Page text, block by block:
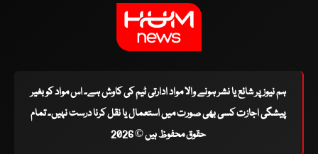
ہم نیوز پر شائع یا نشر ہونے والا مواد ادارتی ٹیم کی کاوش ہے۔ اس مواد کو بغیر
پیشگی اجازت کسی بھی صورت میں استعمال یا نقل کرنا درست نہیں۔ تمام
حقوق محفوظ ہیں © 2026